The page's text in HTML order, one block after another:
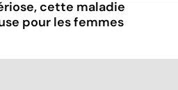
cette maladie
pour les femmes